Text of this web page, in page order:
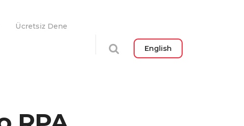
Ücretsiz Dene
English